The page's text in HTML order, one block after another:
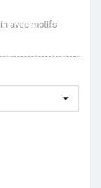
avec motifs